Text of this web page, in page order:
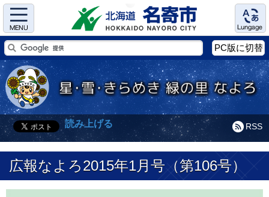
Menu Language
PC版に切替
RSS
読み上げる
広報なよろ2015年1月号（第106号）